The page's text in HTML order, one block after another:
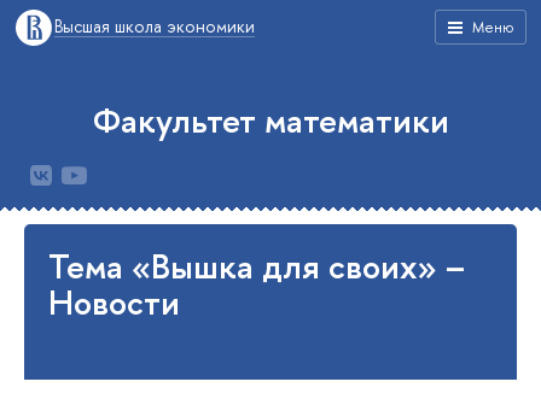
Меню
Высшая школа экономики
Факультет математики
Тема «Вышка для своих» –
Новости